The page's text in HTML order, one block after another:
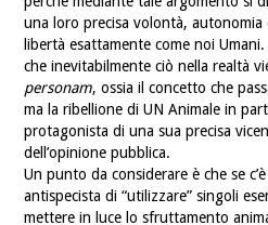
una loro precisa volontà, autonomia
libertà esattamente come noi
che inevitabilmente ciò nella realtà
personam, ossia il concetto che
ma la ribellione di UN Animale in
protagonista di una sua precisa
dell’opinione pubblica.
Un punto da considerare è che se
antispecista di “utilizzare” singoli
mettere in luce lo sfruttamento